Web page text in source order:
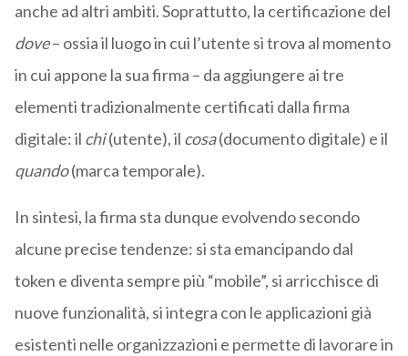
anche ad altri ambiti. Soprattutto, la certificazione del
dove– ossia il luogo in cui l’utente si trova al momento
in cui appone la sua firma – da aggiungere ai tre
elementi tradizionalmente certificati dalla firma
digitale: il chi(utente), il cosa(documento digitale) e il
quando(marca temporale).
In sintesi, la firma sta dunque evolvendo secondo
alcune precise tendenze: si sta emancipando dal
token e diventa sempre più “mobile”, si arricchisce di
nuove funzionalità, si integra con le applicazioni già
esistenti nelle organizzazioni e permette di lavorare in